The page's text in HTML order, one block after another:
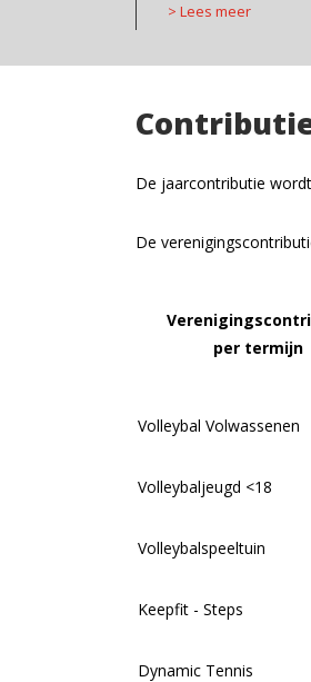
> Lees meer
De jaarcontributie
De
per termijn
Volleybal Volwassenen
Volleybaljeugd <18
Volleybalspeeltuin
Keepfit - Steps
Dynamic Tennis